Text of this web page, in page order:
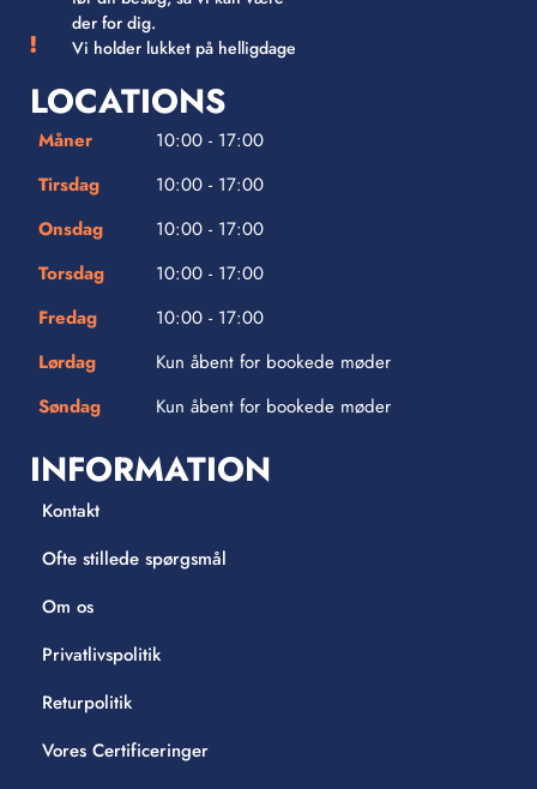
der for dig.
Vi holder lukket på helligdage
LOCATIONS
Måner
10:00 - 17:00
Tirsdag
10:00 - 17:00
Onsdag
10:00 - 17:00
Torsdag
10:00 - 17:00
Fredag
10:00 - 17:00
Lørdag
Kun åbent for bookede møder
Søndag
Kun åbent for bookede møder
INFORMATION
Kontakt
Ofte stillede spørgsmål
Om os
Privatlivspolitik
Returpolitik
Vores Certificeringer